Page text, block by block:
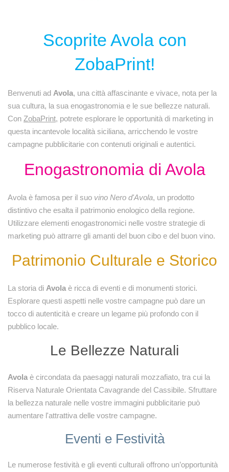
Scoprite Avola con
ZobaPrint!
Benvenuti ad Avola, una città affascinante e vivace, nota per la
sua cultura, la sua enogastronomia e le sue bellezze naturali.
Con ZobaPrint, potrete esplorare le opportunità di marketing in
questa incantevole località siciliana, arricchendo le vostre
campagne pubblicitarie con contenuti originali e autentici.
Enogastronomia di Avola
Avola è famosa per il suo vino Nero d'Avola, un prodotto
distintivo che esalta il patrimonio enologico della regione.
Utilizzare elementi enogastronomici nelle vostre strategie di
marketing può attrarre gli amanti del buon cibo e del buon vino.
Patrimonio Culturale e Storico
La storia di Avola è ricca di eventi e di monumenti storici.
Esplorare questi aspetti nelle vostre campagne può dare un
tocco di autenticità e creare un legame più profondo con il
pubblico locale.
Le Bellezze Naturali
Avola è circondata da paesaggi naturali mozzafiato, tra cui la
Riserva Naturale Orientata Cavagrande del Cassibile. Sfruttare
la bellezza naturale nelle vostre immagini pubblicitarie può
aumentare l'attrattiva delle vostre campagne.
Eventi e Festività
Le numerose festività e gli eventi culturali offrono un’opportunità